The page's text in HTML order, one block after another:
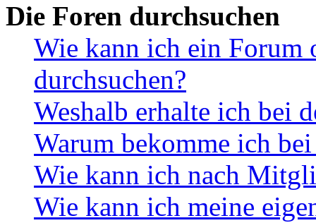
Die Foren durchsuchen
Wie kann ich ein Forum
durchsuchen?
Weshalb erhalte ich bei
Warum bekomme ich
Wie kann ich nach
Wie kann ich meine